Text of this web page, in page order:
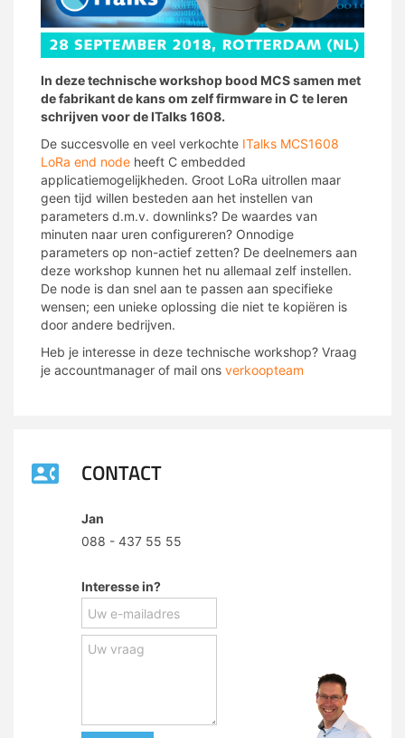
In deze technische workshop bood MCS samen met
de fabrikant de kans om zelf firmware in C te leren
schrijven voor de ITalks 1608.
De succesvolle en veel verkochte ITalks MCS1608
LoRa end node heeft C embedded
applicatiemogelijkheden. Groot LoRa uitrollen maar
geen tijd willen besteden aan het instellen van
parameters d.m.v. downlinks? De waardes van
minuten naar uren configureren? Onnodige
parameters op non-actief zetten? De deelnemers aan
deze workshop kunnen het nu allemaal zelf instellen.
De node is dan snel aan te passen aan specifieke
wensen; een unieke oplossing die niet te kopiëren is
door andere bedrijven.
Heb je interesse in deze technische workshop? Vraag
je accountmanager of mail ons verkoopteam
CONTACT
Jan
088 - 437 55 55
Interesse in?